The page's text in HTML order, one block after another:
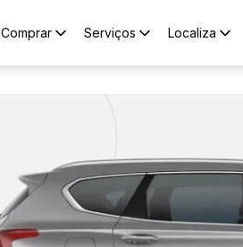
Comprar Serviços Localiza